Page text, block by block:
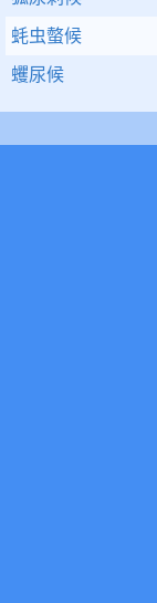
蚝虫螫候
蠼尿候